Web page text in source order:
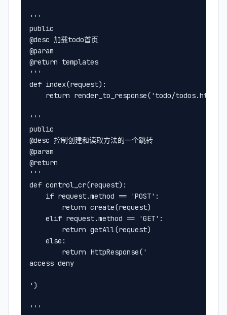
'''
public
@desc 加载todo首页
@param
@return templates
'''
def index(request):
return render_to_response('todo/
'''
public
@desc 控制创建和读取方法的一个跳转
@param
@return
'''
def control_cr(request):
    if request.method == 'POST':
        return create(request)
    elif request.method == 'GET':
        return getAll(request)
    else:
        return HttpResponse('
access deny
')
'''